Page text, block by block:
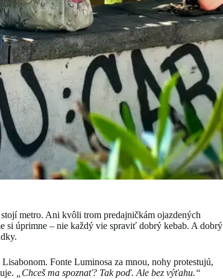
metro. Ani kvôli trom predajničkám ojazdených
si úprimne – nie každý vie spraviť dobrý kebab. A dobrý
Fonte Luminosa za mnou, nohy protestujú,
„Chceš ma spoznať? Tak poď. Ale bez výťahu.“